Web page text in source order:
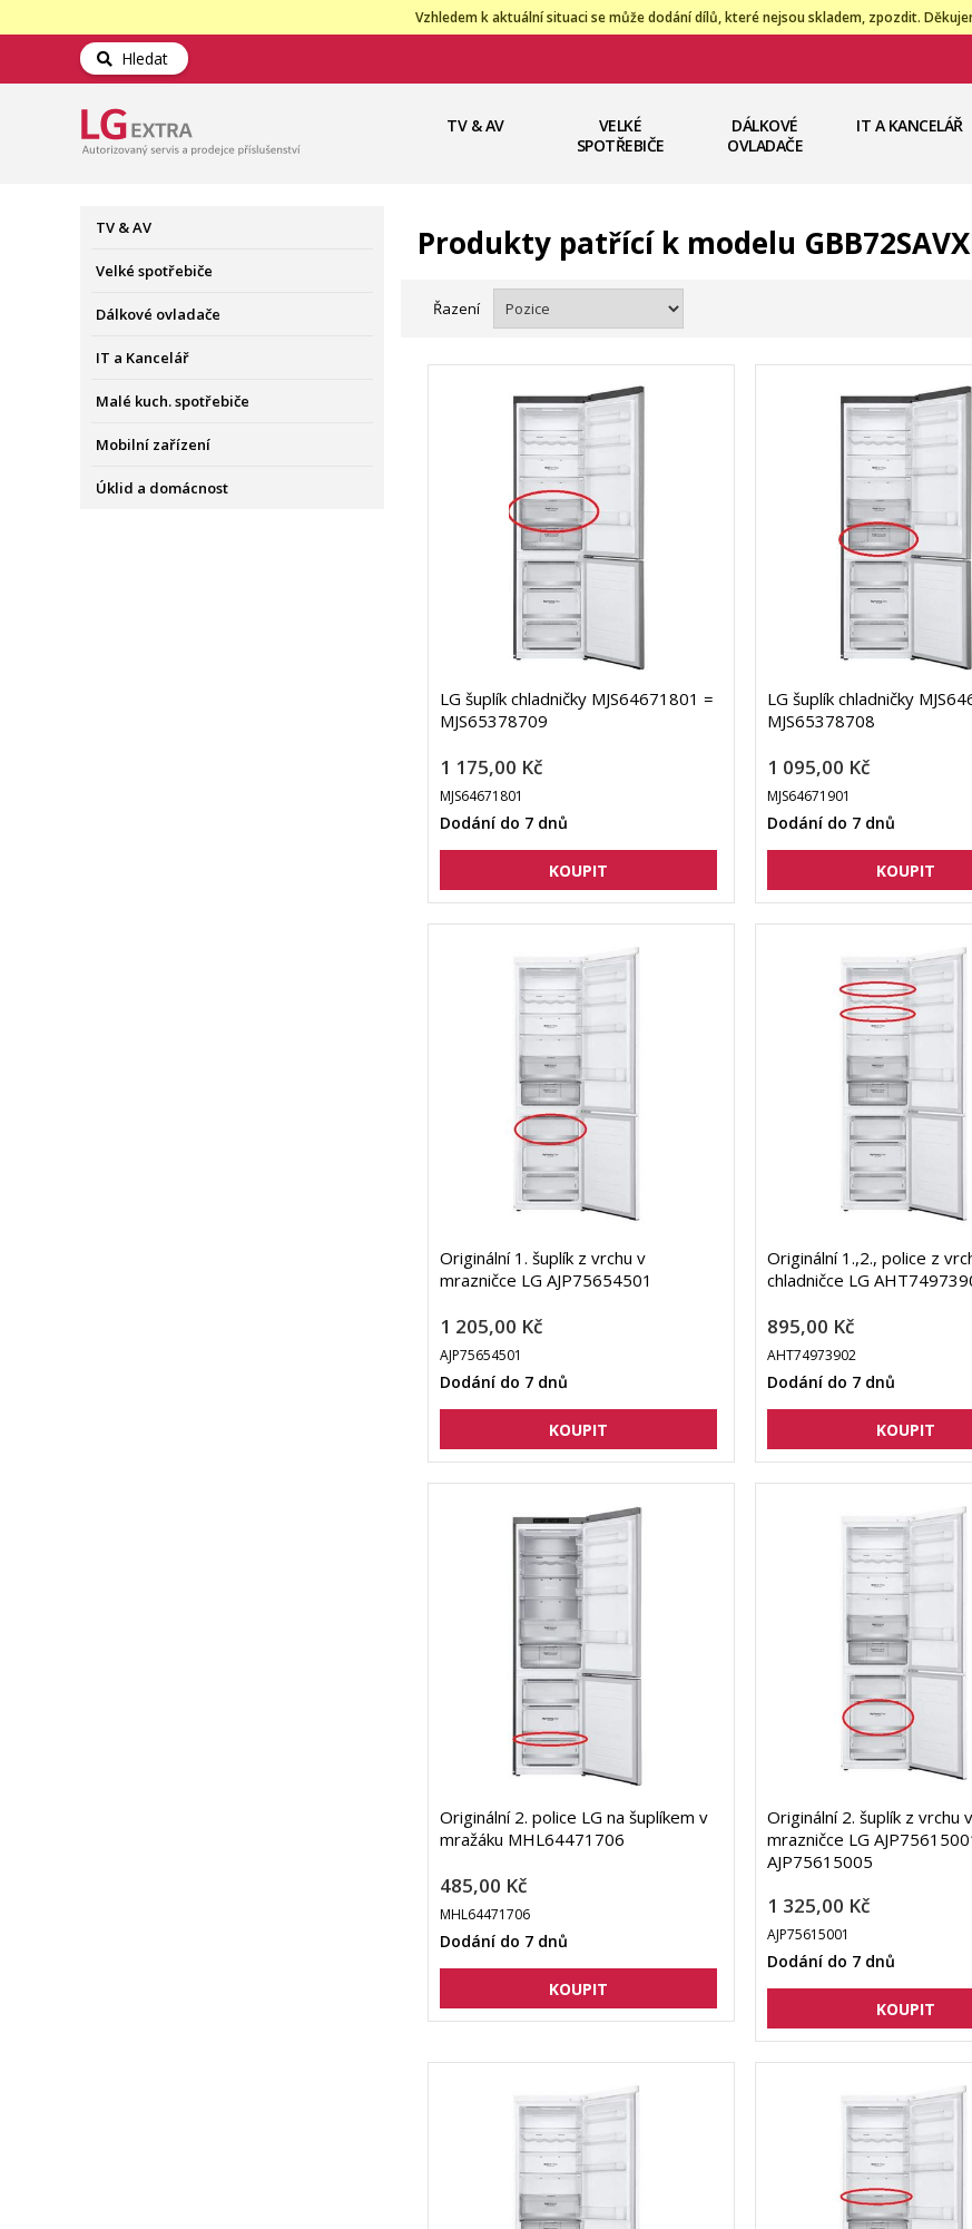
Vzhledem k aktuální situaci se může dodání dílů, které nejsou skladem, zpozdit.
Hledat
TV & AV
VELKÉ
SPOTŘEBIČE
DÁLKOVÉ
OVLADAČE
IT A KANCELÁŘ
TV & AV
Velké spotřebiče
Dálkové ovladače
IT a Kancelář
Malé kuch. spotřebiče
Mobilní zařízení
Úklid a domácnost
Produkty patřící k modelu
Řazení
LG šuplík chladničky MJS64671801 =
MJS65378709
1 175,00 Kč
MJS64671801
Dodání do 7 dnů
LG šuplík chladničky
MJS65378708
1 095,00 Kč
MJS64671901
Dodání do 7 dnů
Originální 1. šuplík z vrchu v
mrazničce LG AJP75654501
1 205,00 Kč
AJP75654501
Dodání do 7 dnů
Originální 1.,2., police z
chladničce LG
895,00 Kč
AHT74973902
Dodání do 7 dnů
Originální 2. police LG na šuplíkem v
mražáku MHL64471706
485,00 Kč
MHL64471706
Dodání do 7 dnů
Originální 2. šuplík z vrchu v
mrazničce LG
AJP75615005
1 325,00 Kč
AJP75615001
Dodání do 7 dnů